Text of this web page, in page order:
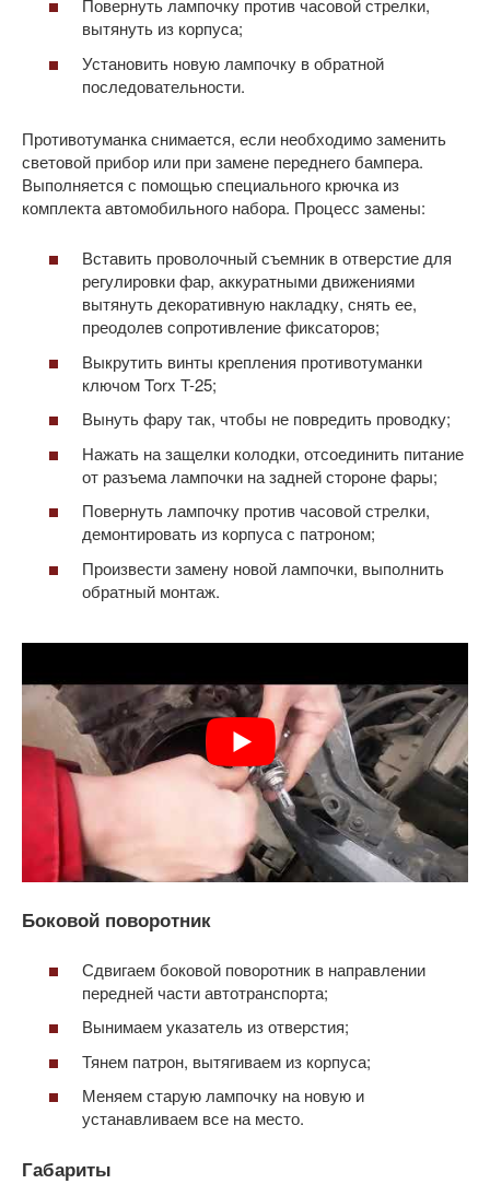
Повернуть лампочку против часовой стрелки,
вытянуть из корпуса;
Установить новую лампочку в обратной
последовательности.
Противотуманка снимается, если необходимо заменить
световой прибор или при замене переднего бампера.
Выполняется с помощью специального крючка из
комплекта автомобильного набора. Процесс замены:
Вставить проволочный съемник в отверстие для
регулировки фар, аккуратными движениями
вытянуть декоративную накладку, снять ее,
преодолев сопротивление фиксаторов;
Выкрутить винты крепления противотуманки
ключом Torx T-25;
Вынуть фару так, чтобы не повредить проводку;
Нажать на защелки колодки, отсоединить питание
от разъема лампочки на задней стороне фары;
Повернуть лампочку против часовой стрелки,
демонтировать из корпуса с патроном;
Произвести замену новой лампочки, выполнить
обратный монтаж.
Боковой поворотник
Сдвигаем боковой поворотник в направлении
передней части автотранспорта;
Вынимаем указатель из отверстия;
Тянем патрон, вытягиваем из корпуса;
Меняем старую лампочку на новую и
устанавливаем все на место.
Габариты